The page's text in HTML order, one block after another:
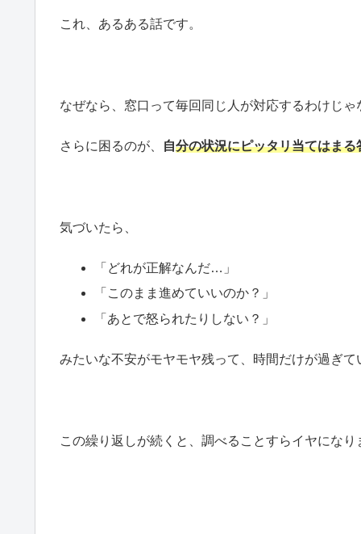
これ、あるある話です。
なぜなら、窓口って毎回同じ人が対応するわけじゃ
さらに困るのが、 自分の状況にピッタリ当てはま
気づいたら、
「どれが正解なんだ…」
「このまま進めていいのか？」
「あとで怒られたりしない？」
みたいな不安がモヤモヤ残って、時間だけが過ぎて
この繰り返しが続くと、調べることすらイヤにな